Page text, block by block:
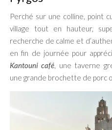
Perché sur une colline, point
village tout en hauteur,
recherche de calme et
en fin de journée pour
Kantouni café, une taverne
une grande brochette de porc